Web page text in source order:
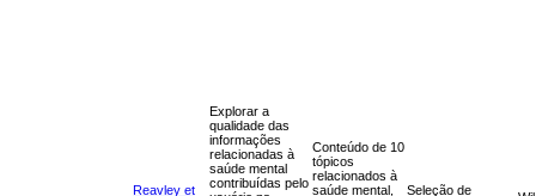
Reavley et
Explorar a
qualidade das
informações
relacionadas à
saúde mental
contribuídas pelo
Conteúdo de 10
tópicos
relacionados à
saúde mental,
Seleção de